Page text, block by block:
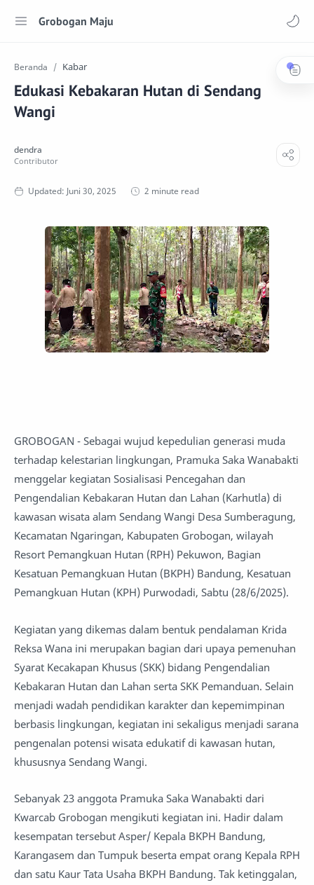
Grobogan Maju
Beranda Kabar
Edukasi Kebakaran Hutan di Sendang
Wangi
2 minute read
GROBOGAN - Sebagai wujud kepedulian generasi muda
terhadap kelestarian lingkungan, Pramuka Saka Wanabakti
menggelar kegiatan Sosialisasi Pencegahan dan
Pengendalian Kebakaran Hutan dan Lahan (Karhutla) di
kawasan wisata alam Sendang Wangi Desa Sumberagung,
Kecamatan Ngaringan, Kabupaten Grobogan, wilayah
Resort Pemangkuan Hutan (RPH) Pekuwon, Bagian
Kesatuan Pemangkuan Hutan (BKPH) Bandung, Kesatuan
Pemangkuan Hutan (KPH) Purwodadi, Sabtu (28/6/2025).
Kegiatan yang dikemas dalam bentuk pendalaman Krida
Reksa Wana ini merupakan bagian dari upaya pemenuhan
Syarat Kecakapan Khusus (SKK) bidang Pengendalian
Kebakaran Hutan dan Lahan serta SKK Pemanduan. Selain
menjadi wadah pendidikan karakter dan kepemimpinan
berbasis lingkungan, kegiatan ini sekaligus menjadi sarana
pengenalan potensi wisata edukatif di kawasan hutan,
khususnya Sendang Wangi.
Sebanyak 23 anggota Pramuka Saka Wanabakti dari
Kwarcab Grobogan mengikuti kegiatan ini. Hadir dalam
kesempatan tersebut Asper/ Kepala BKPH Bandung,
Karangasem dan Tumpuk beserta empat orang Kepala RPH
dan satu Kaur Tata Usaha BKPH Bandung. Tak ketinggalan,